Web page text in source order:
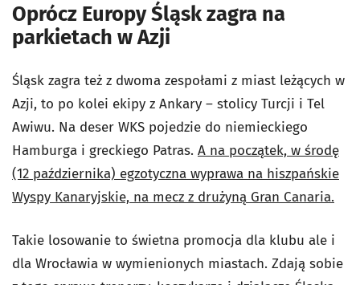
Oprócz Europy Śląsk zagra na
parkietach w Azji
Śląsk zagra też z dwoma zespołami z miast leżących w
Azji, to po kolei ekipy z Ankary – stolicy Turcji i Tel
Awiwu. Na deser WKS pojedzie do niemieckiego
Hamburga i greckiego Patras. A na początek, w środę
(12 października) egzotyczna wyprawa na hiszpańskie
Wyspy Kanaryjskie, na mecz z drużyną Gran Canaria.
Takie losowanie to świetna promocja dla klubu ale i
dla Wrocławia w wymienionych miastach. Zdają sobie